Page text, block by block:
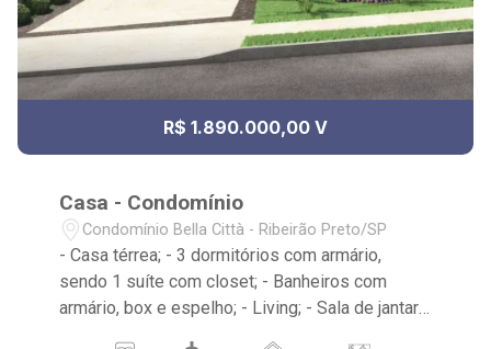
R$ 1.890.000,00 V
Casa - Condomínio
Condomínio Bella Città - Ribeirão Preto/SP
- Casa térrea; - 3 dormitórios com armário,
sendo 1 suíte com closet; - Banheiros com
armário, box e espelho; - Living; - Sala de jantar;